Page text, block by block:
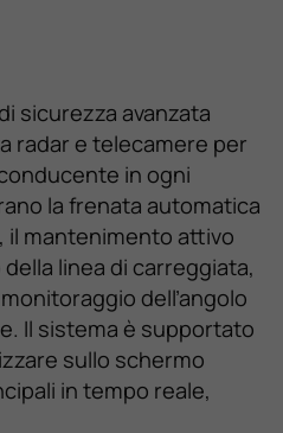
sicurezza avanzata
radar e telecamere per
in ogni
la frenata automatica
il mantenimento attivo
linea di carreggiata,
dell’angolo
Il sistema è supportato
sullo schermo
in tempo reale,